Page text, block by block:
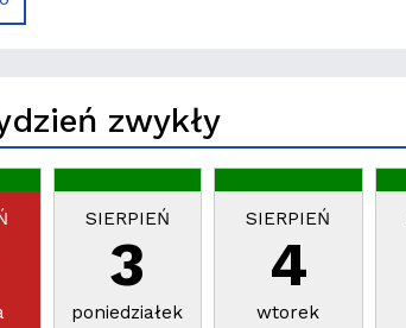
zwykły
SIERPIEŃ
3
poniedziałek
SIERPIEŃ
4
wtorek